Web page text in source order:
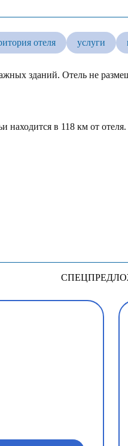
отеля услуги
зданий. Отель не
находится в 118 км от отеля.